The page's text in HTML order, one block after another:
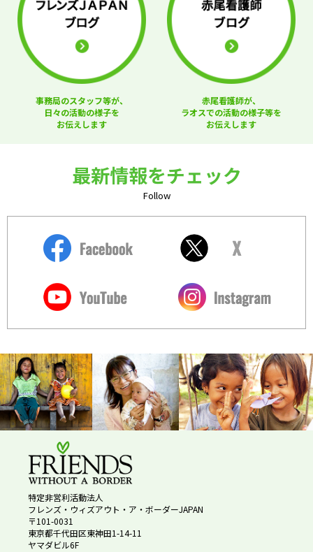
事務局のスタッフ等が、
日々の活動の様子を
お伝えします
赤尾看護師が、
ラオスでの活動の様子等を
お伝えします
最新情報をチェック
Follow
特定非営利活動法人
フレンズ・ウィズアウト・ア・ボーダーJAPAN
〒101-0031
東京都千代田区東神田1-14-11
ヤマダビル6F